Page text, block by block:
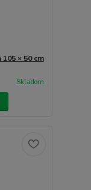
× 50 cm
Skladom